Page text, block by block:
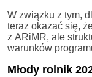
W związku z tym,
teraz okazać się,
z ARiMR, ale
warunków
Młody rolnik